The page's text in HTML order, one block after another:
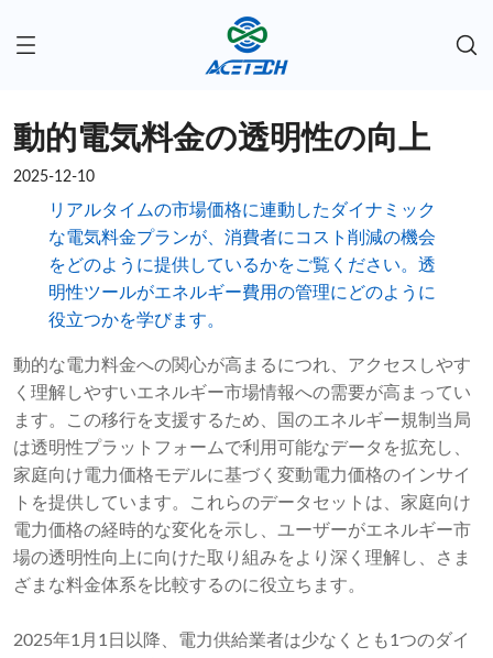
動的電気料金の透明性の向上
2025-12-10
リアルタイムの市場価格に連動したダイナミック
な電気料金プランが、消費者にコスト削減の機会
をどのように提供しているかをご覧ください。透
明性ツールがエネルギー費用の管理にどのように
役立つかを学びます。
動的な電力料金への関心が高まるにつれ、アクセスしやす
く理解しやすいエネルギー市場情報への需要が高まってい
ます。この移行を支援するため、国のエネルギー規制当局
は透明性プラットフォームで利用可能なデータを拡充し、
家庭向け電力価格モデルに基づく変動電力価格のインサイ
トを提供しています。これらのデータセットは、家庭向け
電力価格の経時的な変化を示し、ユーザーがエネルギー市
場の透明性向上に向けた取り組みをより深く理解し、さま
ざまな料金体系を比較するのに役立ちます。
2025年1月1日以降、電力供給業者は少なくとも1つのダイ